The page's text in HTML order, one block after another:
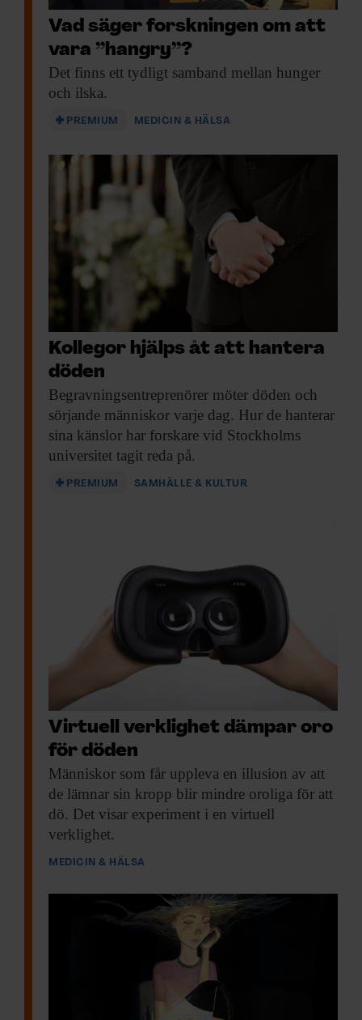
Vad säger forskningen om att
vara ”hangry”?
Det finns ett tydligt samband mellan hunger
och ilska.
PREMIUM MEDICIN & HÄLSA
Kollegor hjälps åt att hantera
döden
Begravningsentreprenörer möter döden och
sörjande människor varje dag. Hur de hanterar
sina känslor har forskare vid Stockholms
universitet tagit reda på.
PREMIUM SAMHÄLLE & KULTUR
Virtuell verklighet dämpar oro
för döden
Människor som får uppleva en illusion av att
de lämnar sin kropp blir mindre oroliga för att
dö. Det visar experiment i en virtuell
verklighet.
MEDICIN & HÄLSA